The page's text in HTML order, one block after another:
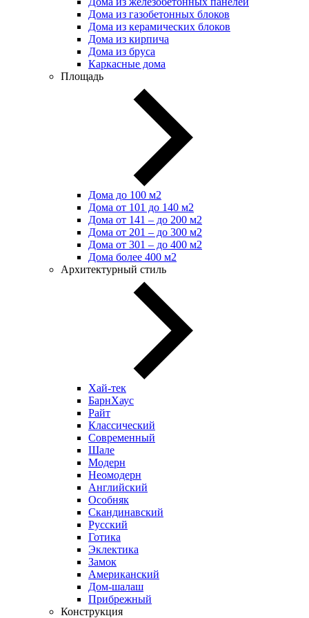
Дома из газобетонных блоков
Дома из керамических блоков
Дома из кирпича
Дома из бруса
Каркасные дома
Площадь
Дома до 100 м2
Дома от 101 до 140 м2
Дома от 141 – до 200 м2
Дома от 201 – до 300 м2
Дома от 301 – до 400 м2
Дома более 400 м2
Архитектурный стиль
Хай-тек
БарнХаус
Райт
Классический
Современный
Шале
Модерн
Неомодерн
Английский
Особняк
Скандинавский
Русский
Готика
Эклектика
Замок
Американский
Дом-шалаш
Прибрежный
Конструкция